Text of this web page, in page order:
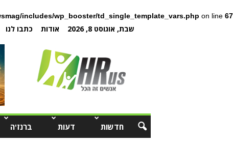
includes/wp_booster/td_single_template_vars.php on line 67
שבת, אוגוסט 8, 2026 אודות כתבו לנו
חדשות דעות ברנז'ה